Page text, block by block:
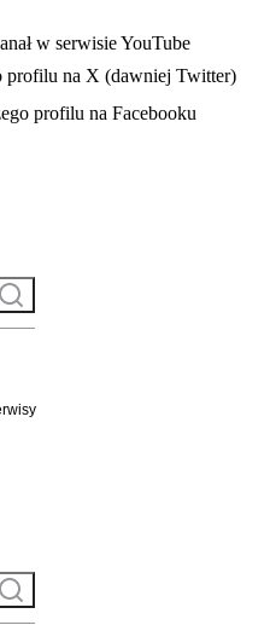
karcie
w serwisie YouTube
profilu na X (dawniej Twitter)
karcie
profilu na Facebooku
Szukaj
Szukaj